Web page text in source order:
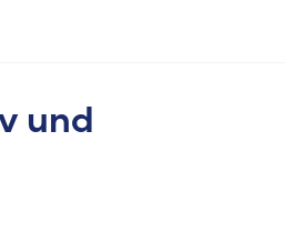
und